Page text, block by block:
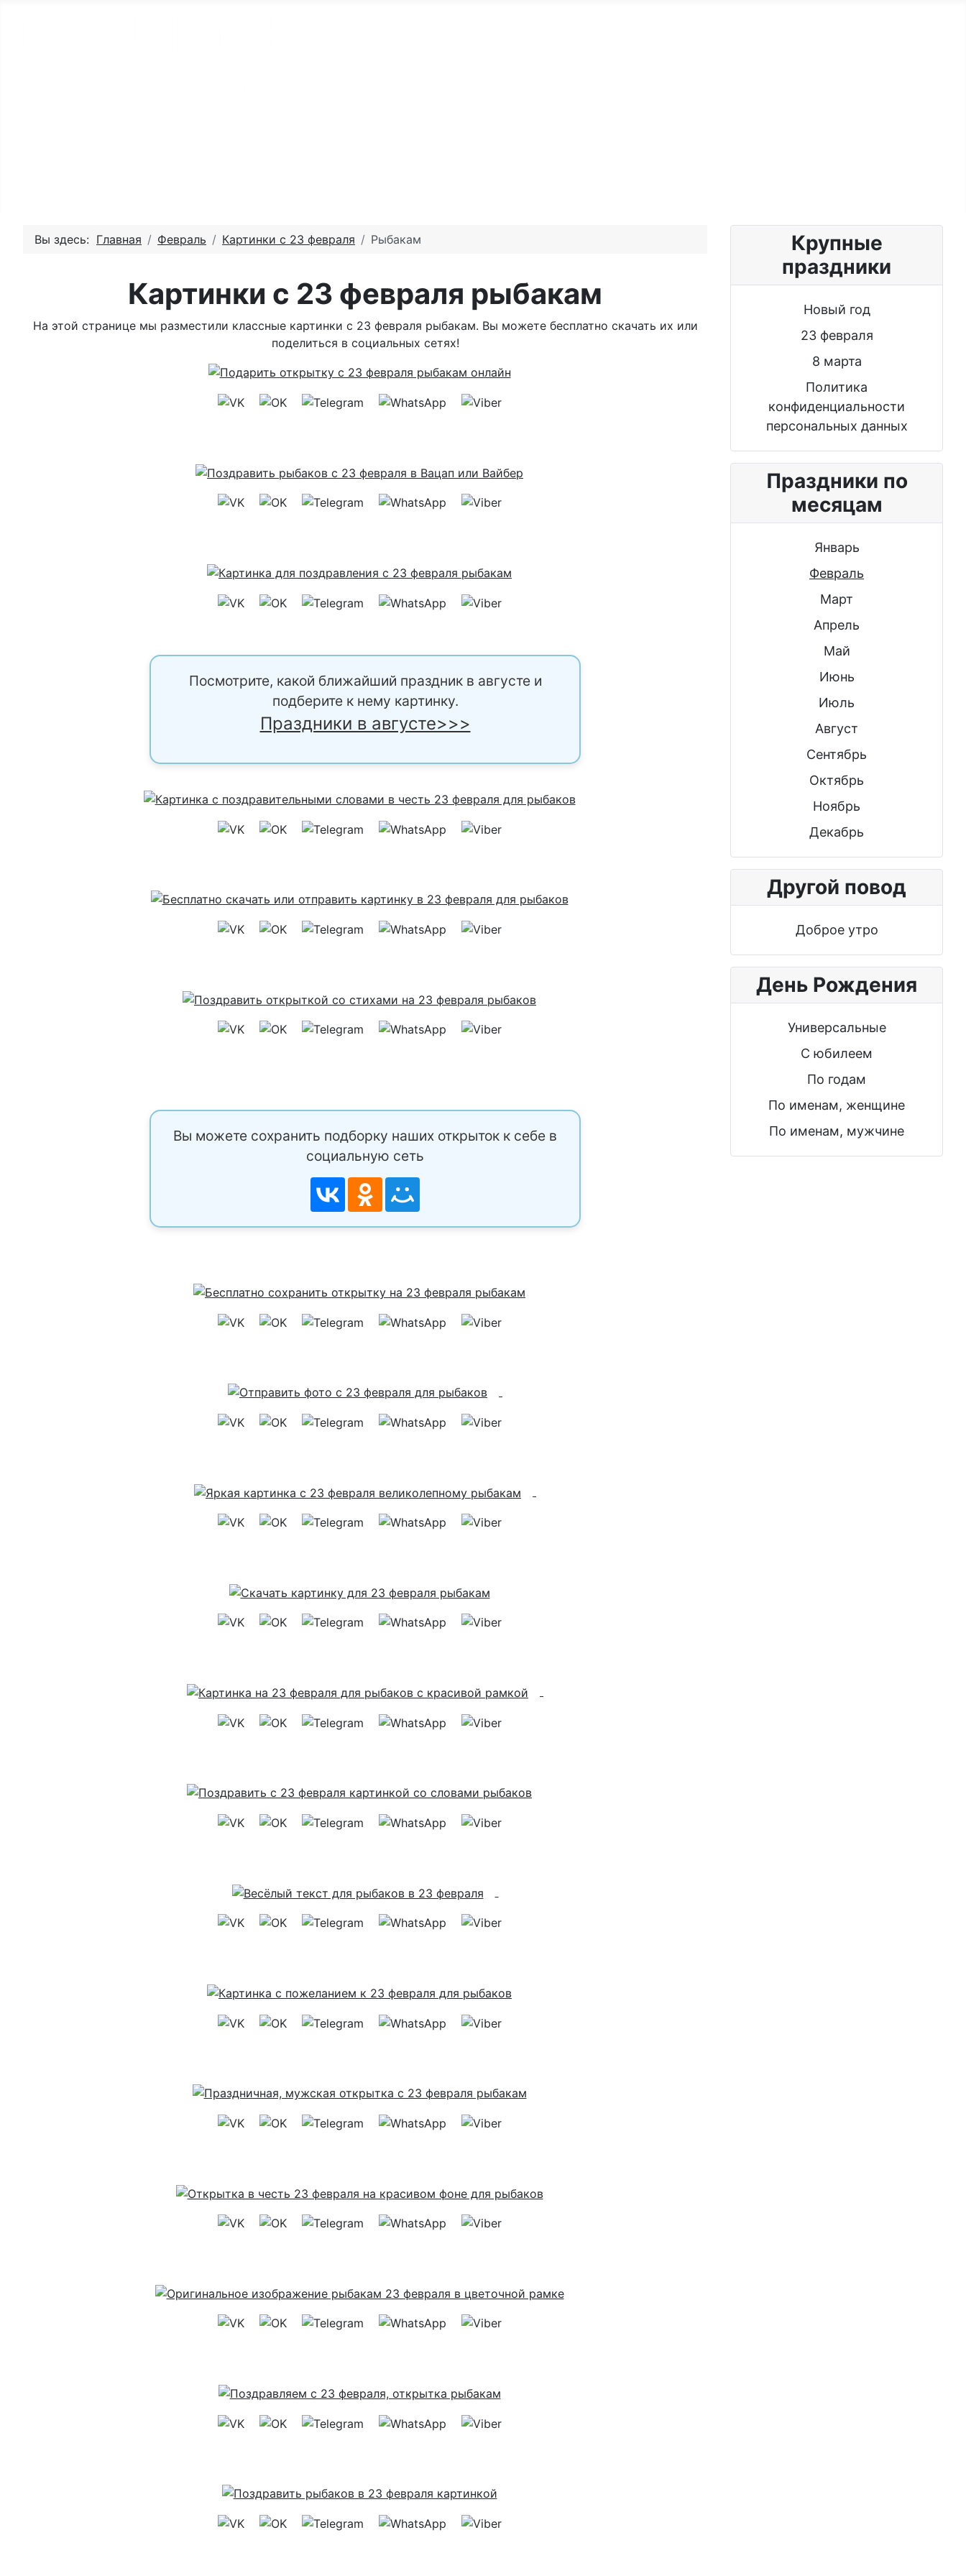
Вы здесь: Главная Февраль Картинки с 23 февраля Рыбакам
Картинки с 23 февраля рыбакам
На этой странице мы разместили классные картинки с 23 февраля рыбакам. Вы можете бесплатно скачать их или
поделиться в социальных сетях!
Посмотрите, какой ближайший праздник в августе и
подберите к нему картинку.
Праздники в августе>>>
Вы можете сохранить подборку наших открыток к себе в
социальную сеть
Крупные
праздники
Новый год
23 февраля
8 марта
Политика
конфиденциальности
персональных данных
Праздники по
месяцам
Январь
Февраль
Март
Апрель
Май
Июнь
Июль
Август
Сентябрь
Октябрь
Ноябрь
Декабрь
Другой повод
Доброе утро
День Рождения
Универсальные
С юбилеем
По годам
По именам, женщине
По именам, мужчине